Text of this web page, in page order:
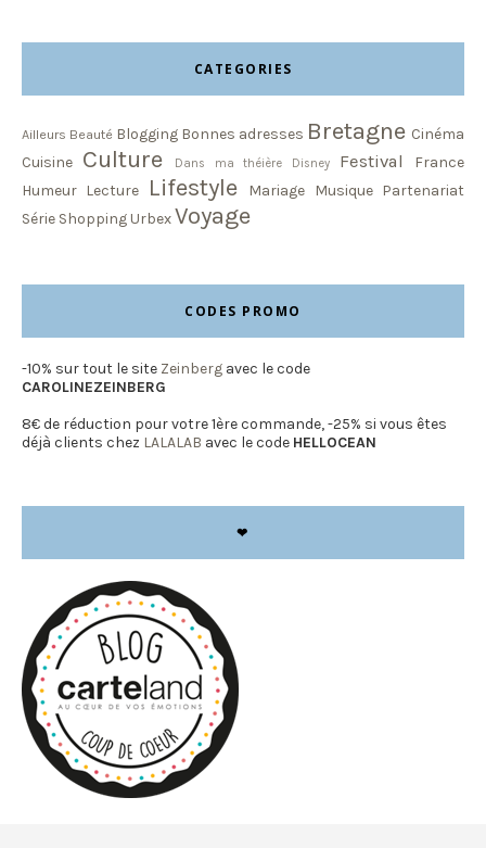
CATEGORIES
Ailleurs Beauté Blogging Bonnes adresses Bretagne Cinéma
Cuisine Culture Dans ma théière Disney Festival
France
Humeur Lecture Lifestyle Mariage Musique Partenariat
Série ShoppingUrbexVoyage
CODES PROMO
-10% sur tout le site Zeinberg avec le code
CAROLINEZEINBERG
8€ de réduction pour votre 1ère commande, -25% si vous êtes
déjà clients chez LALALAB avec le code HELLOCEAN
❤